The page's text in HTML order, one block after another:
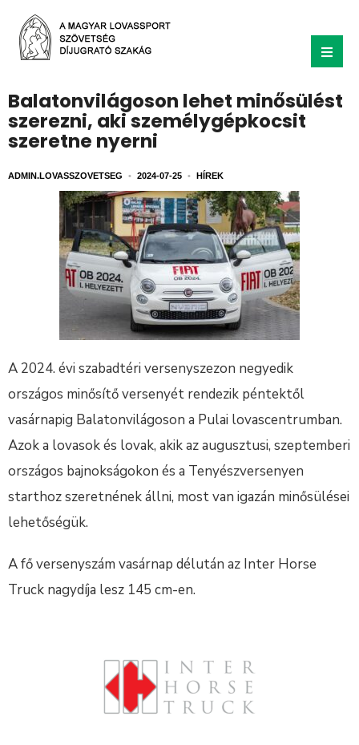
Balatonvilágoson lehet minősülést
szerezni, aki személygépkocsit
szeretne nyerni
ADMIN.LOVASSZOVETSEG • 2024-07-25 • HÍREK
A 2024. évi szabadtéri versenyszezon negyedik
országos minősítő versenyét rendezik péntektől
vasárnapig Balatonvilágoson a Pulai lovascentrumban.
Azok a lovasok és lovak, akik az augusztusi, szeptemberi
országos bajnokságokon és a Tenyészversenyen
starthoz szeretnének állni, most van igazán minősülései
lehetőségük.
A fő versenyszám vasárnap délután az Inter Horse
Truck nagydíja lesz 145 cm-en.